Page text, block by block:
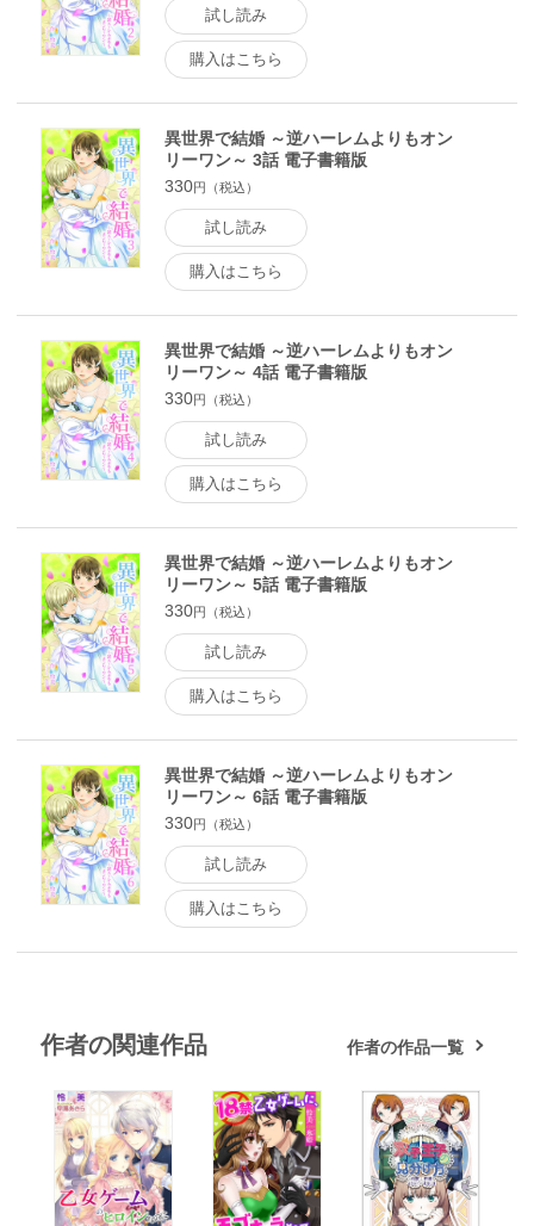
試し読み
購入はこちら
異世界で結婚 ～逆ハーレムよりもオン
リーワン～ 3話 電子書籍版
330円（税込）
試し読み
購入はこちら
異世界で結婚 ～逆ハーレムよりもオン
リーワン～ 4話 電子書籍版
330円（税込）
試し読み
購入はこちら
異世界で結婚 ～逆ハーレムよりもオン
リーワン～ 5話 電子書籍版
330円（税込）
試し読み
購入はこちら
異世界で結婚 ～逆ハーレムよりもオン
リーワン～ 6話 電子書籍版
330円（税込）
試し読み
購入はこちら
作者の関連作品 作者の作品一覧